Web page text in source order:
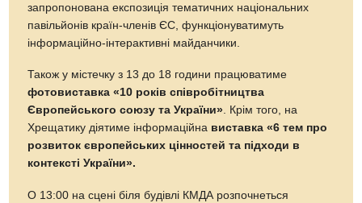
запропонована експозиція тематичних національних
павільйонів країн-членів ЄС, функціонуватимуть
інформаційно-інтерактивні майданчики.
Також у містечку з 13 до 18 години працюватиме
фотовиставка «10 років співробітництва
Європейського союзу та України». Крім того, на
Хрещатику діятиме інформаційна виставка «6 тем про
розвиток європейських цінностей та підходи в
контексті України».
О 13:00 на сцені біля будівлі КМДА розпочнеться